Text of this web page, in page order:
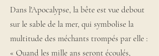
Dans l'Apocalypse, la bête est vue debout
sur le sable de la mer, qui symbolise la
multitude des méchants trompés par elle :
« Quand les mille ans seront écoulés,